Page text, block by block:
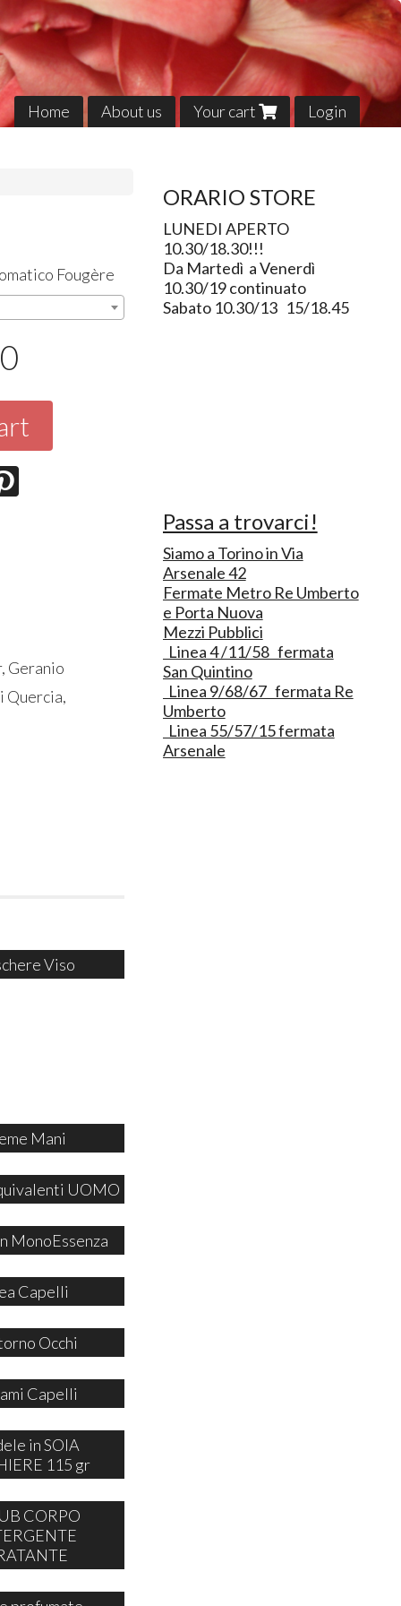
Home About us Your cart Login
Fougère
Geranio
Quercia,
Viso
Mani
UOMO
MonoEssenza
Capelli
Occhi
Capelli
in SOIA
115 gr
CORPO
ORARIO STORE
LUNEDI APERTO
10.30/18.30!!!
Da Martedì a Venerdì
10.30/19 continuato
Sabato 10.30/13 15/18.45
Passa a trovarci!
Siamo a Torino in Via
Arsenale 42
Fermate Metro Re Umberto
e Porta Nuova
Mezzi Pubblici
Linea 4 /11/58 fermata
San Quintino
Linea 9/68/67 fermata Re
Umberto
Linea 55/57/15 fermata
Arsenale